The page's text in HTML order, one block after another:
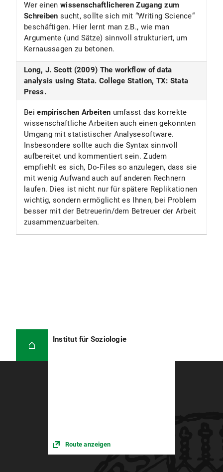
Wer einen wissenschaftlicheren Zugang zum
Schreiben sucht, sollte sich mit “Writing Science“
beschäftigen. Hier lernt man z.B., wie man
Argumente (und Sätze) sinnvoll strukturiert, um
Kernaussagen zu betonen.
Long, J. Scott (2009) The workflow of data
analysis using Stata. College Station, TX: Stata
Press.
Beiempirischen Arbeiten umfasst das korrekte
wissenschaftliche Arbeiten auch einen gekonnten
Umgang mit statistischer Analysesoftware.
Insbesondere sollte auch die Syntax sinnvoll
aufbereitet und kommentiert sein. Zudem
empfiehlt es sich, Do-Files so anzulegen, dass sie
mit wenig Aufwand auch auf anderen Rechnern
laufen. Dies ist nicht nur für spätere Replikationen
wichtig, sondern ermöglicht es Ihnen, bei Problem
besser mit der Betreuerin/dem Betreuer der Arbeit
zusammenzuarbeiten.
Institut für Soziologie
Route anzeigen